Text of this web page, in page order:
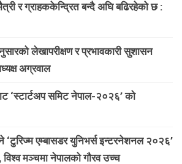
र ग्राहककेन्द्रित बन्दै अघि बढिरहेको छ :
लेखापरीक्षण र प्रभावकारी सुशासन
अग्रवाल
‘स्टार्टअप समिट नेपाल-२०२६’ को
एम्बासडर युनिभर्स इन्टरनेशनल २०२६’
मञ्चमा नेपालको गौरव उच्च